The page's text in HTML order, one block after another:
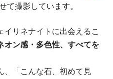
て撮影しています。
イリネナイトに出会えるこ
オン感・多色性、すべてを
、「こんな石、初めて見